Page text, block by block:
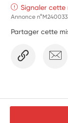
Signaler cette
Annonce
Partager cette